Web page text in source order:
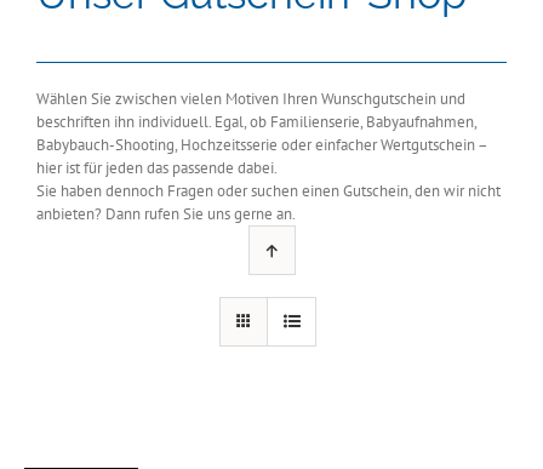
Wählen Sie zwischen vielen Motiven Ihren Wunschgutschein und
beschriften ihn individuell. Egal, ob Familienserie, Babyaufnahmen,
Babybauch-Shooting, Hochzeitsserie oder einfacher Wertgutschein –
hier ist für jeden das passende dabei.
Sie haben dennoch Fragen oder suchen einen Gutschein, den wir nicht
anbieten? Dann rufen Sie uns gerne an.